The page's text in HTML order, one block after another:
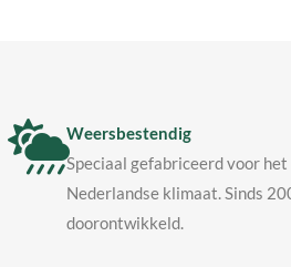
Weersbestendig
Speciaal gefabriceerd voor het
Nederlandse klimaat. Sinds
doorontwikkeld.